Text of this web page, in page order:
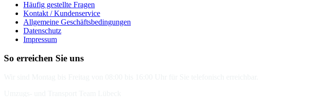
Häufig gestellte Fragen
Kontakt / Kundenservice
Allgemeine Geschäftsbedingungen
Datenschutz
Impressum
So erreichen Sie uns